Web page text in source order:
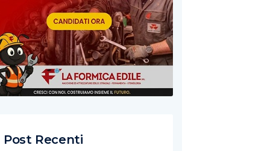
Post Recenti